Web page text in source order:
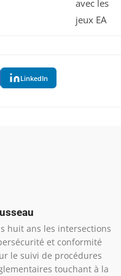
avec les
jeux EA
LinkedIn
huit ans les intersections
et conformité
le suivi de procédures
touchant à la